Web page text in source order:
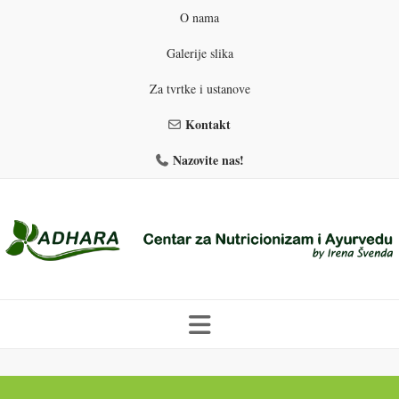
O nama
Galerije slika
Za tvrtke i ustanove
Kontakt
Nazovite nas!
to